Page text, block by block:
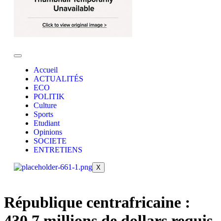
Accueil
ACTUALITÉS
ECO
POLITIK
Culture
Sports
Etudiant
Opinions
SOCIETE
ENTRETIENS
X
République centrafricaine :